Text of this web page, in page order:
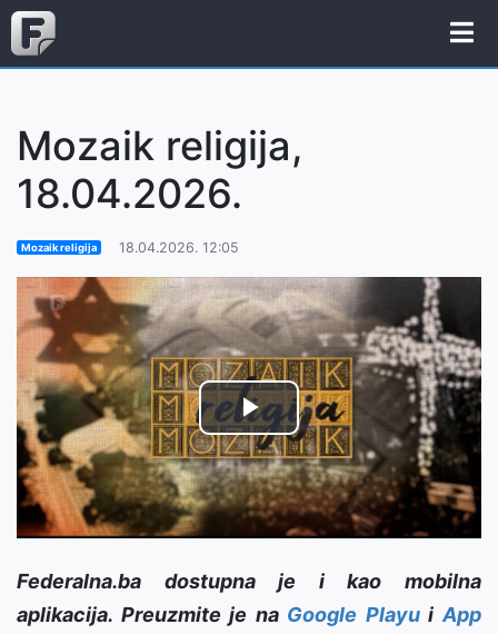
Mozaik religija,
18.04.2026.
Mozaik religija 18.04.2026. 12:05
Play
Video
Federalna.ba dostupna je i kao mobilna
aplikacija. Preuzmite je na Google PlayuiApp